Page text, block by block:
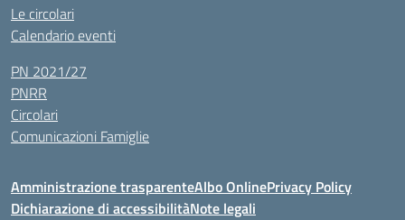
Le circolari
Calendario eventi
PN 2021/27
PNRR
Circolari
Comunicazioni Famiglie
Amministrazione trasparenteAlbo OnlinePrivacy Policy
Dichiarazione di accessibilitàNote legali